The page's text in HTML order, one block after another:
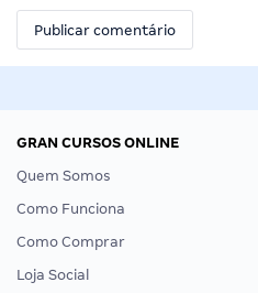
GRAN CURSOS ONLINE
Quem Somos
Como Funciona
Como Comprar
Loja Social